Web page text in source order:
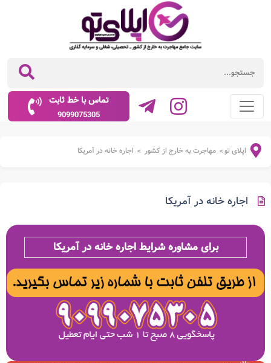
تماس با خط ثابت
9099075305
اپلای تو> مهاجرت به خارج از کشور > اجاره خانه در آمریکا
اجاره خانه در آمریکا
برای مشاوره شرایط اجاره خانه در آمریکا